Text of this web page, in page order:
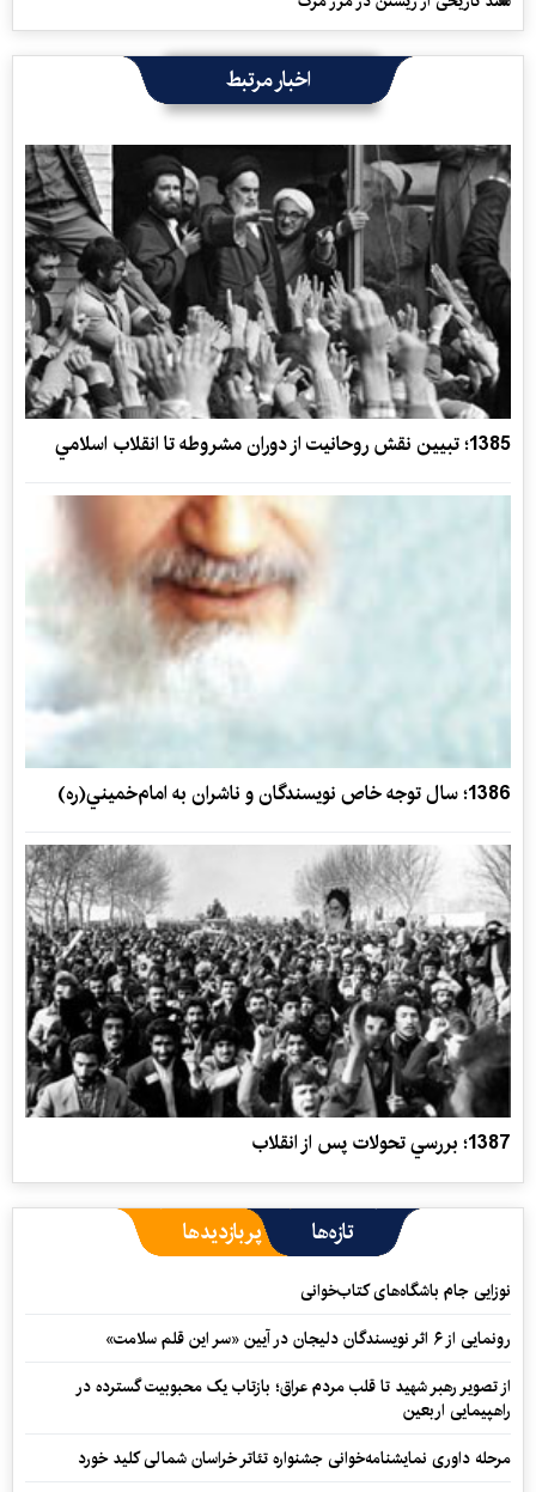
اخبار مرتبط
1385؛ تبيين نقش روحانيت از دوران مشروطه تا انقلاب اسلامي
1386؛ سال توجه خاص نويسندگان و ناشران به امام‌خميني(ره)
1387؛ بررسي تحولات پس از انقلاب
تازه‌ها پربازدیدها
نوزایی جام باشگاه‌های کتاب‌خوانی
رونمایی از ۶ اثر نویسندگان دلیجان در آیین «سر این قلم سلامت»
از تصویر رهبر شهید تا قلب مردم عراق؛ بازتاب یک محبوبیت گسترده در
راهپیمایی اربعین
مرحله داوری نمایشنامه‌خوانی جشنواره تئاتر خراسان شمالی کلید خورد